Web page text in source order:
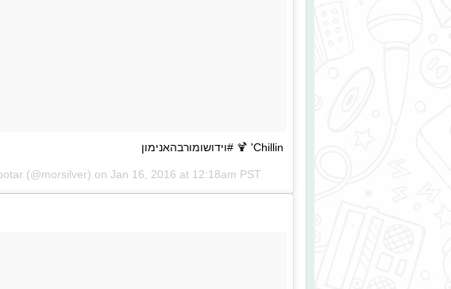
Chillin' 🍹 #וידושומורבהאנימון
(@morsilver) on Jan 16, 2016 at 12:18am PST